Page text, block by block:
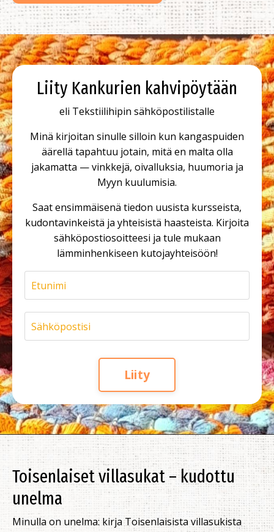
Liity Kankurien kahvipöytään
eli Tekstiilihipin sähköpostilistalle
Minä kirjoitan sinulle silloin kun kangaspuiden
äärellä tapahtuu jotain, mitä en malta olla
jakamatta — vinkkejä, oivalluksia, huumoria ja
Myyn kuulumisia.
Saat ensimmäisenä tiedon uusista kursseista,
kudontavinkeistä ja yhteisistä haasteista. Kirjoita
sähköpostiosoitteesi ja tule mukaan
lämminhenkiseen kutojayhteisöön!
Liity
Toisenlaiset villasukat – kudottu
unelma
Minulla on unelma: kirja Toisenlaisista villasukista